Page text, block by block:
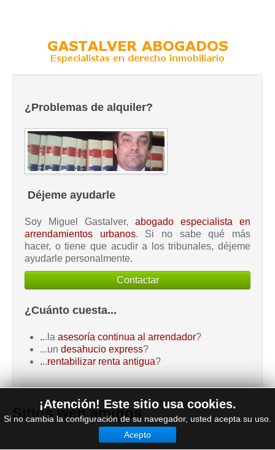
¡Atención! Este sitio usa cookies.
Si no cambia la configuración de su navegador, usted acepta su uso.
Acepto
¿Problemas de alquiler?
Déjeme ayudarle
Soy Miguel Gastalver, abogado especialista en
arrendamientos urbanos. Si no sabe qué más
hacer, o tiene que acudir a los tribunales, déjeme
ayudarle personalmente.
Contactar
¿Cuánto cuesta...
...la asesoría continua al arrendador?
...un desahucio express?
...rentabilizar renta antigua?
Sitios web amigos